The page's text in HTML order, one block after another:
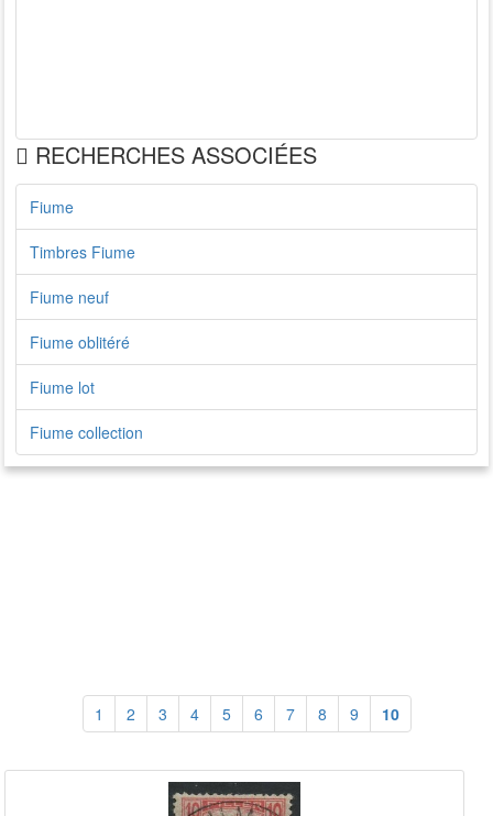
RECHERCHES ASSOCIÉES
Fiume
Timbres Fiume
Fiume neuf
Fiume oblitéré
Fiume lot
Fiume collection
1 2 3 4 5 6 7 8 9 10